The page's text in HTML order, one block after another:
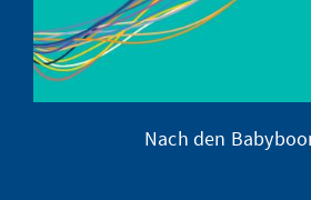
Nach den